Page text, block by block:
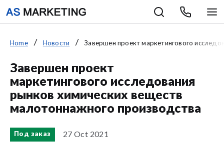
Home Новости Завершен проект маркетингового
Завершен проект
маркетингового исследования
рынков химических веществ
малотоннажного производства
Под заказ 27 Oct 2021